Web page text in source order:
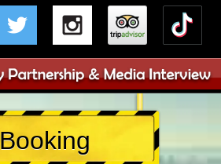
Booking